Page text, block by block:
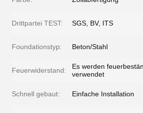
Drittpartei TEST: SGS, BV, ITS
Foundationstyp: Beton/Stahl
Feuerwiderstand:
Es werden
verwendet
Schnell gebaut: Einfache Installation